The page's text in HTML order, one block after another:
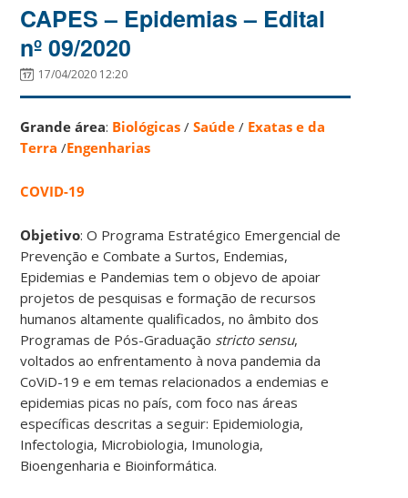
CAPES – Epidemias – Edital
nº 09/2020
17/04/2020 12:20
Grande área: Biológicas /Saúde / Exatas e da
Terra /Engenharias
COVID-19
Objetivo: O Programa Estratégico Emergencial de
Prevenção e Combate a Surtos, Endemias,
Epidemias e Pandemias tem o objevo de apoiar
projetos de pesquisas e formação de recursos
humanos altamente qualificados, no âmbito dos
Programas de Pós-Graduação stricto sensu,
voltados ao enfrentamento à nova pandemia da
CoViD-19 e em temas relacionados a endemias e
epidemias picas no país, com foco nas áreas
específicas descritas a seguir: Epidemiologia,
Infectologia, Microbiologia, Imunologia,
Bioengenharia e Bioinformática.